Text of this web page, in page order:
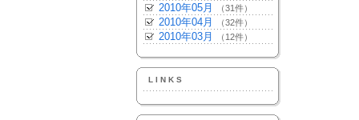
2010年05月 （31件）
2010年04月 （32件）
2010年03月 （12件）
LINKS